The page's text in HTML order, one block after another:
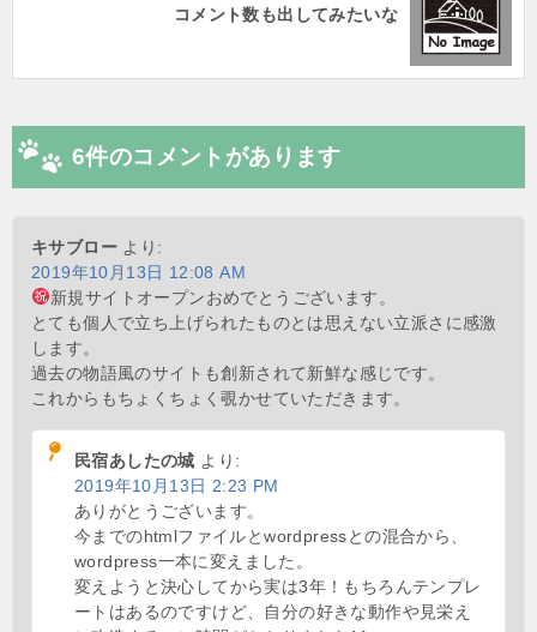
コメント数も出してみたいな
6件のコメントがあります
キサブロー より:
2019年10月13日 12:08 AM
新規サイトオープンおめでとうございます。
とても個人で立ち上げられたものとは思えない立派さに感激
します。
過去の物語風のサイトも創新されて新鮮な感じです。
これからもちょくちょく覗かせていただきます。
民宿あしたの城 より:
2019年10月13日 2:23 PM
ありがとうございます。
今までのhtmlファイルとwordpressとの混合から、
wordpress一本に変えました。
変えようと決心してから実は3年！もちろんテンプレ
ートはあるのですけど、自分の好きな動作や見栄え